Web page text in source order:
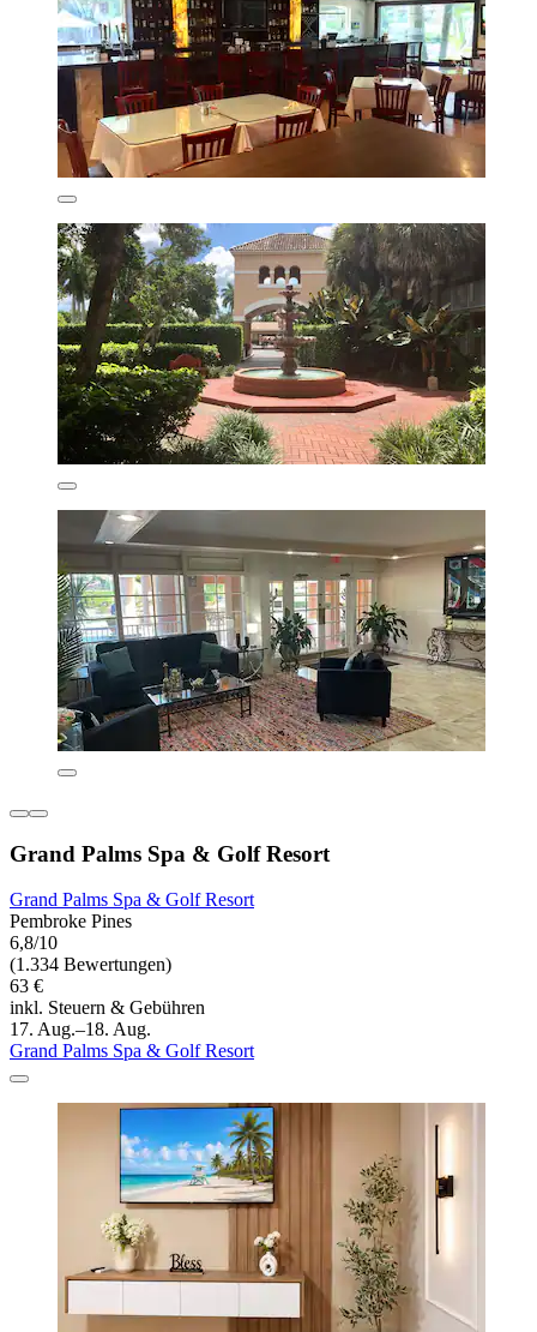
Grand Palms Spa & Golf Resort
Grand Palms Spa & Golf Resort
Pembroke Pines
6,8/10
(1.334 Bewertungen)
63 €
inkl. Steuern & Gebühren
17. Aug.–18. Aug.
Grand Palms Spa & Golf Resort